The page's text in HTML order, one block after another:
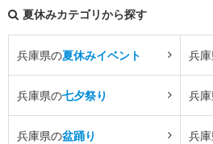
夏休みカテゴリから探す
兵庫県の夏休みイベント 兵
兵庫県の七夕祭り 兵
兵庫県の盆踊り 兵